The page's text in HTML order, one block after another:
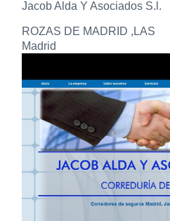
Jacob Alda Y Asociados S.l.
ROZAS DE MADRID ,LAS
Madrid